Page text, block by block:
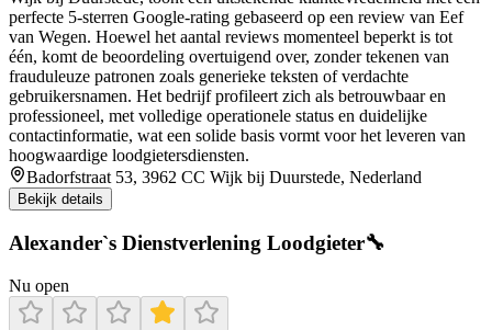
perfecte 5‑sterren Google‑rating gebaseerd op een review van Eef
van Wegen. Hoewel het aantal reviews momenteel beperkt is tot
één, komt de beoordeling overtuigend over, zonder tekenen van
frauduleuze patronen zoals generieke teksten of verdachte
gebruikersnamen. Het bedrijf profileert zich als betrouwbaar en
professioneel, met volledige operationele status en duidelijke
contactinformatie, wat een solide basis vormt voor het leveren van
hoogwaardige loodgietersdiensten.
Badorfstraat 53, 3962 CC Wijk bij Duurstede, Nederland
Bekijk details
Alexander`s Dienstverlening Loodgieter🔧
Nu open